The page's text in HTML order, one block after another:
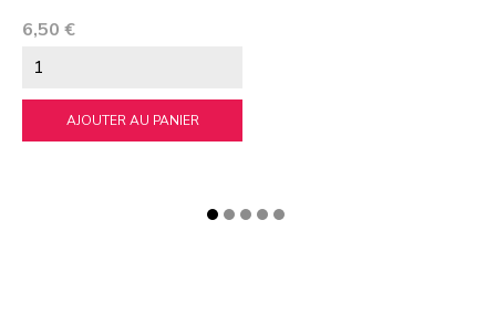
Prix
6,50 €
AJOUTER AU PANIER